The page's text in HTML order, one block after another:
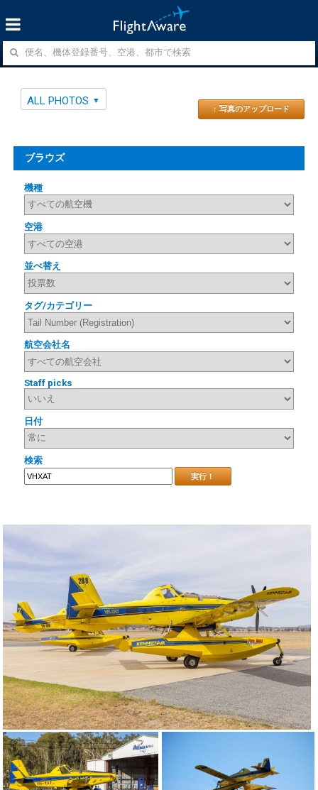
ALL PHOTOS
↑ 写真のアップロード
ブラウズ
機種
空港
並べ替え
タグ/カテゴリー
航空会社名
Staff picks
日付
検索
実行！